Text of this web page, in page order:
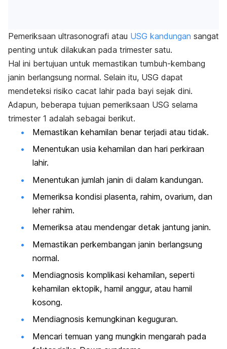
Pemeriksaan ultrasonografi atau USG kandungan sangat
penting untuk dilakukan pada trimester satu.
Hal ini bertujuan untuk memastikan tumbuh-kembang
janin berlangsung normal. Selain itu, USG dapat
mendeteksi risiko cacat lahir pada bayi sejak dini.
Adapun, beberapa tujuan pemeriksaan USG selama
trimester 1 adalah sebagai berikut.
Memastikan kehamilan benar terjadi atau tidak.
Menentukan usia kehamilan dan hari perkiraan
lahir.
Menentukan jumlah janin di dalam kandungan.
Memeriksa kondisi plasenta, rahim, ovarium, dan
leher rahim.
Memeriksa atau mendengar detak jantung janin.
Memastikan perkembangan janin berlangsung
normal.
Mendiagnosis komplikasi kehamilan, seperti
kehamilan ektopik, hamil anggur, atau hamil
kosong.
Mendiagnosis kemungkinan keguguran.
Mencari temuan yang mungkin mengarah pada